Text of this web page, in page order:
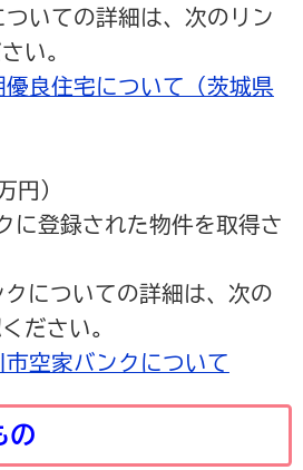
いての詳細は、次のリン
い。
優良住宅について（茨城県
円）
に登録された物件を取得さ
についての詳細は、次の
ださい。
市空家バンクについて
の